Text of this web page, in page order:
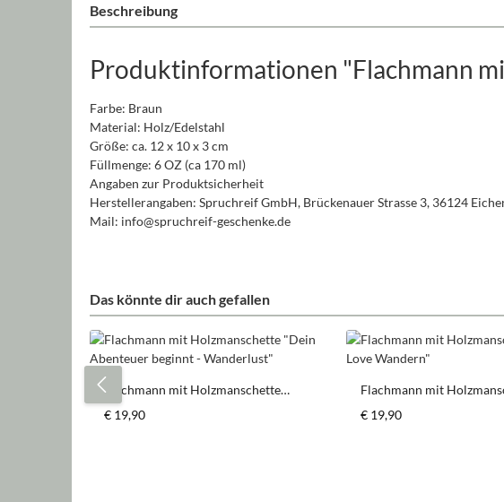
Beschreibung
Produktinformationen "Flachmann
Farbe: Braun
Material: Holz/Edelstahl
Größe: ca. 12 x 10 x 3 cm
Füllmenge: 6 OZ (ca 170 ml)
Angaben zur Produktsicherheit
Herstellerangaben: Spruchreif GmbH, Brückenauer Strasse 3, 36124
Mail: info@spruchreif-geschenke.de
Das könnte dir auch gefallen
Produktgalerie überspringen
Flachmann mit Holzmanschette
"Dein Abenteuer beginnt -
Wanderlust"
Regulärer Preis:
€ 19,90
Flachmann mit
Regulärer Preis:
€ 19,90